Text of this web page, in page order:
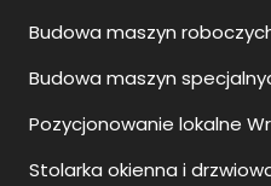
Budowa maszyn
Budowa maszyn
Pozycjonowanie lokalne
Stolarka okienna i